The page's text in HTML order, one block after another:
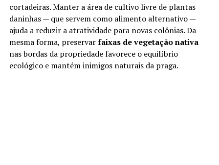
cortadeiras. Manter a área de cultivo livre de plantas
daninhas — que servem como alimento alternativo —
ajuda a reduzir a atratividade para novas colônias. Da
mesma forma, preservarfaixas de vegetação nativa
nas bordas da propriedade favorece o equilíbrio
ecológico e mantém inimigos naturais da praga.